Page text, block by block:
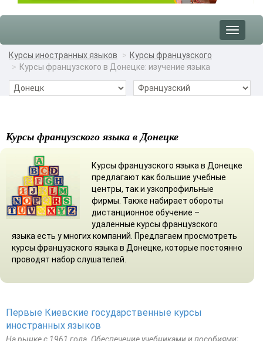
Toggle
Курсы иностранных языков
Курсы французского
Курсы французского в Донецке: изучение языка
Курсы французского языка в Донецке
Курсы французского языка в Донецке
предлагают как большие учебные
центры, так и узкопрофильные
фирмы. Также набирает обороты
дистанционное обучение –
удаленные курсы французского
языка есть у многих компаний. Предлагаем просмотреть
курсы французского языка в Донецке, которые постоянно
проводят набор слушателей.
Первые Киевские государственные курсы
иностранных языков
На рынке с 1961 года. Обеспечение учебниками и пособиями;